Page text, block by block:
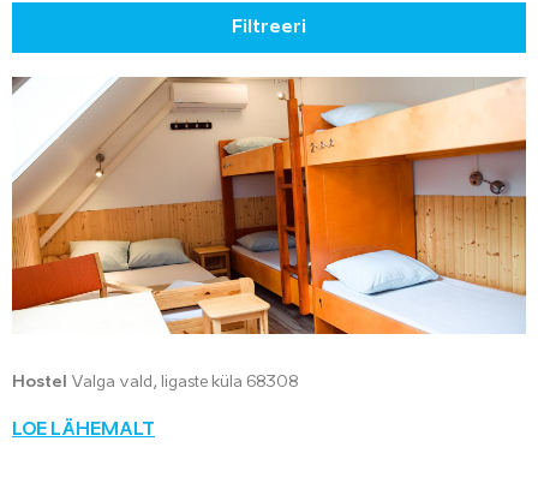
Filtreeri
Hostel Valga vald, Iigaste küla 68308
LOE LÄHEMALT